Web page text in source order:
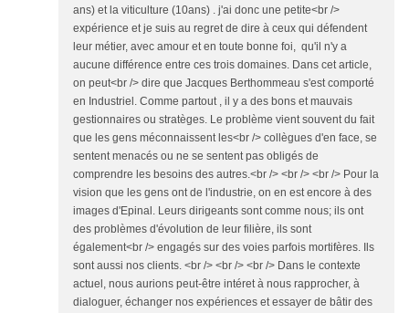
ans) et la viticulture (10ans) . j'ai donc une petite<br />
expérience et je suis au regret de dire à ceux qui défendent
leur métier, avec amour et en toute bonne foi, qu'il n'y a
aucune différence entre ces trois domaines. Dans cet article,
on peut<br /> dire que Jacques Berthommeau s'est comporté
en Industriel. Comme partout , il y a des bons et mauvais
gestionnaires ou stratèges. Le problème vient souvent du fait
que les gens méconnaissent les<br /> collègues d'en face, se
sentent menacés ou ne se sentent pas obligés de
comprendre les besoins des autres.<br /> <br /> <br /> Pour la
vision que les gens ont de l'industrie, on en est encore à des
images d'Epinal. Leurs dirigeants sont comme nous; ils ont
des problèmes d'évolution de leur filière, ils sont
également<br /> engagés sur des voies parfois mortifères. Ils
sont aussi nos clients. <br /> <br /> <br /> Dans le contexte
actuel, nous aurions peut-être intéret à nous rapprocher, à
dialoguer, échanger nos expériences et essayer de bâtir des